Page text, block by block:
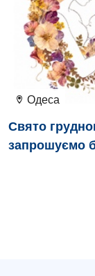
Відділення
Відділення
Гематологія
Гінекологічне
Денний
Одеса
Свято
запрошуємо